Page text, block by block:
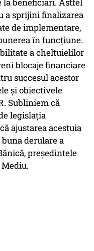
beneficiari. Astfel
a sprijini finalizarea
de implementare,
în funcțiune.
a cheltuielilor
blocaje financiare
succesul acestor
și obiectivele
Subliniem că
legislația
ajustarea acestuia
derulare a
președintele